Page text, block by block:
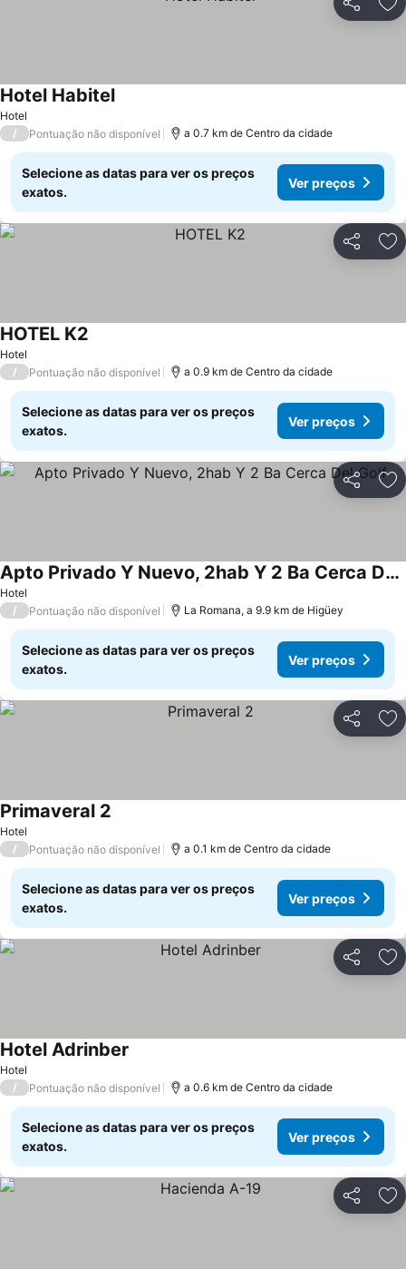
Partilhar
Hotel
Hotel Habitel
/ Pontuação não disponível a 0.7 km de Centro da cidade
Selecione as datas para ver os preços
exatos.
Ver preços
Partilhar
Hotel
HOTEL K2
/ Pontuação não disponível a 0.9 km de Centro da cidade
Selecione as datas para ver os preços
exatos.
Ver preços
Partilhar
Hotel
Apto Privado Y Nuevo, 2hab Y 2 Ba Cerca Del Golf
/ Pontuação não disponível La Romana, a 9.9 km de Higüey
Selecione as datas para ver os preços
exatos.
Ver preços
Partilhar
Hotel
Primaveral 2
/ Pontuação não disponível a 0.1 km de Centro da cidade
Selecione as datas para ver os preços
exatos.
Ver preços
Partilhar
Hotel
Hotel Adrinber
/ Pontuação não disponível a 0.6 km de Centro da cidade
Selecione as datas para ver os preços
exatos.
Ver preços
Partilhar